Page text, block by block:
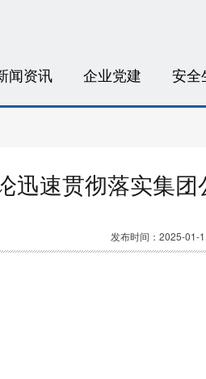
闻资讯 企业党建 安全
速贯彻落实集团
发布时间：2025-01-